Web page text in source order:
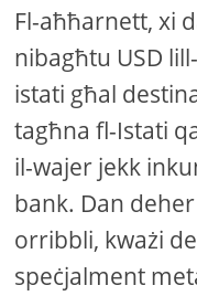
Fl-aħħarnett, xi
nibagħtu USD
istati għal
tagħna fl-Istati
il-wajer jekk
bank. Dan
orribbli, kważi
speċjalment